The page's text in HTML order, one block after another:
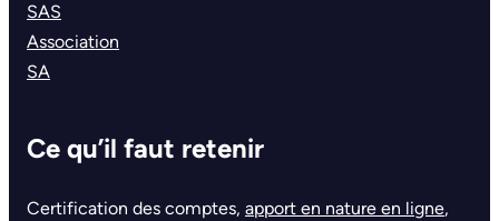
SAS
Association
SA
Ce qu’il faut retenir
Certification des comptes, apport en nature en ligne,